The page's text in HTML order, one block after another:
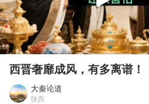
“伊斯兰版北约”
Play
00:00
西晋奢靡成风，有多离谱！
大秦论道
陕西